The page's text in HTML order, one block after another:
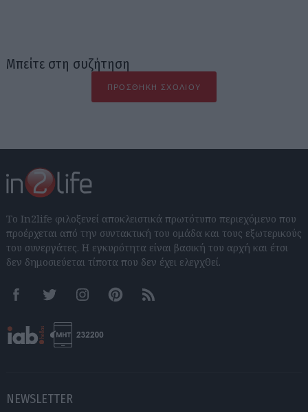
Μπείτε στη συζήτηση
ΠΡΟΣΘΉΚΗ ΣΧΟΛΊΟΥ
Το In2life φιλοξενεί αποκλειστικά πρωτότυπο περιεχόμενο που
προέρχεται από την συντακτική του ομάδα και τους εξωτερικούς
του συνεργάτες. Η εγκυρότητα είναι βασική του αρχή και έτσι
δεν δημοσιεύεται τίποτα που δεν έχει ελεγχθεί.
FacebookTwitter InstagramPinterestRSS feeds
NEWSLETTER